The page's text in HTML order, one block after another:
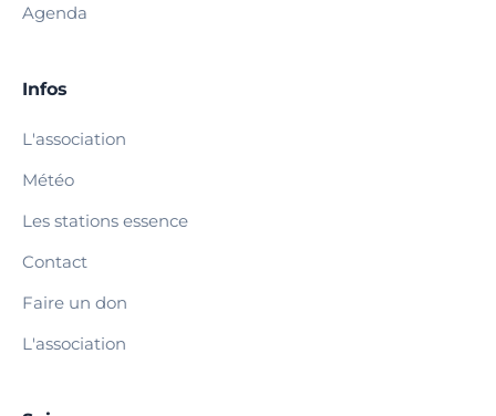
Agenda
Infos
L'association
Météo
Les stations essence
Contact
Faire un don
L'association